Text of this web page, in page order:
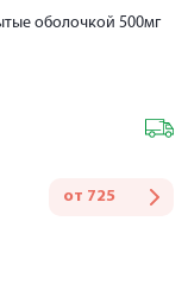
оболочкой 500мг
от 725